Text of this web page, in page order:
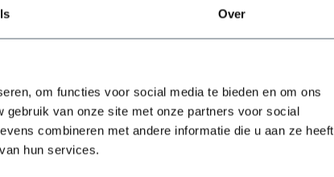
Over
om functies voor social media te bieden en om ons
van onze site met onze partners voor social
combineren met andere informatie die u aan ze heeft
hun services.